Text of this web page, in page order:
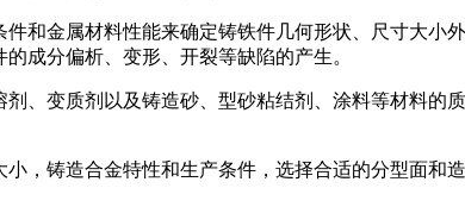
和金属材料性能来确定铸铁件几何形状、尺寸大
成分偏析、变形、开裂等缺陷的产生。
、变质剂以及铸造砂、型砂粘结剂、涂料等材料
，铸造合金特性和生产条件，选择合适的分型面